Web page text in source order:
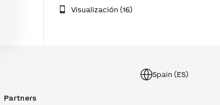
Visualización (16)
Spain (ES)
Partners